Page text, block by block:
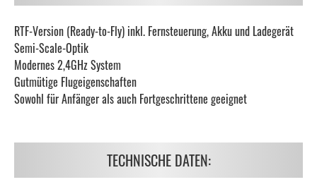
RTF-Version (Ready-to-Fly) inkl. Fernsteuerung, Akku und Ladegerät
Semi-Scale-Optik
Modernes 2,4GHz System
Gutmütige Flugeigenschaften
Sowohl für Anfänger als auch Fortgeschrittene geeignet
TECHNISCHE DATEN: